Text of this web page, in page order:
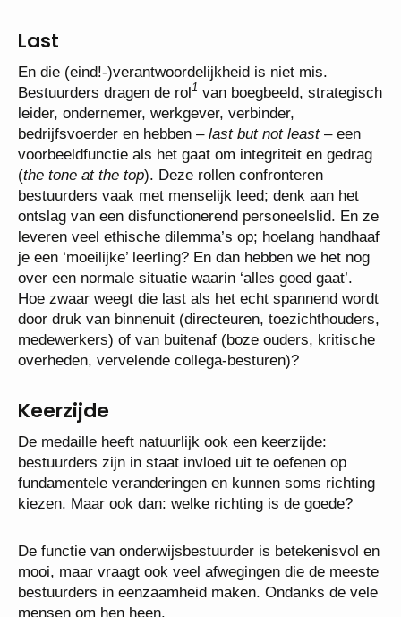
Last
En die (eind!-)verantwoordelijkheid is niet mis.
Bestuurders dragen de rol1 van boegbeeld, strategisch
leider, ondernemer, werkgever, verbinder,
bedrijfsvoerder en hebben – last but not least– een
voorbeeldfunctie als het gaat om integriteit en gedrag
(the tone at the top). Deze rollen confronteren
bestuurders vaak met menselijk leed; denk aan het
ontslag van een disfunctionerend personeelslid. En ze
leveren veel ethische dilemma’s op; hoelang handhaaf
je een ‘moeilijke’ leerling? En dan hebben we het nog
over een normale situatie waarin ‘alles goed gaat’.
Hoe zwaar weegt die last als het echt spannend wordt
door druk van binnenuit (directeuren, toezichthouders,
medewerkers) of van buitenaf (boze ouders, kritische
overheden, vervelende collega-besturen)?
Keerzijde
De medaille heeft natuurlijk ook een keerzijde:
bestuurders zijn in staat invloed uit te oefenen op
fundamentele veranderingen en kunnen soms richting
kiezen. Maar ook dan: welke richting is de goede?
De functie van onderwijsbestuurder is betekenisvol en
mooi, maar vraagt ook veel afwegingen die de meeste
bestuurders in eenzaamheid maken. Ondanks de vele
mensen om hen heen.